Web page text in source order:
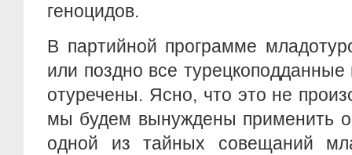
геноцидов.
В партийной программе
или поздно все
отуречены. Ясно, что это не
мы будем вынуждены применить
одной из тайных совещаний